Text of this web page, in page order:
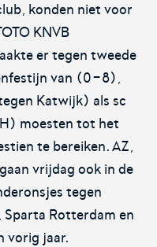
Expertise
en innovatiecentrum
Betaald Voetbal.
konden niet voor
KNVB
er tegen tweede
van (0-8),
Katwijk) als sc
moesten tot het
te bereiken. AZ,
vrijdag ook in de
tegen
Rotterdam en
vorig jaar.